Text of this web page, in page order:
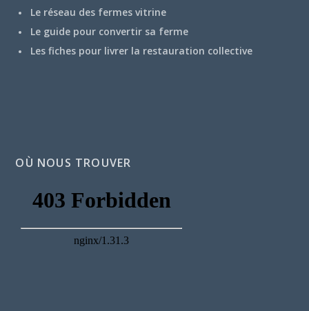
Le réseau des fermes vitrine
Le guide pour convertir sa ferme
Les fiches pour livrer la restauration collective
OÙ NOUS TROUVER